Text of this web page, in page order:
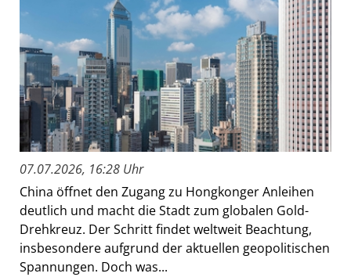
07.07.2026, 16:28 Uhr
China öffnet den Zugang zu Hongkonger Anleihen
deutlich und macht die Stadt zum globalen Gold-
Drehkreuz. Der Schritt findet weltweit Beachtung,
insbesondere aufgrund der aktuellen geopolitischen
Spannungen. Doch was...